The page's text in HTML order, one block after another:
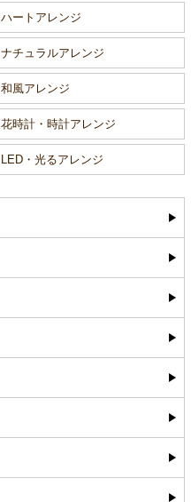
ハートアレンジ
ナチュラルアレンジ
和風アレンジ
花時計・時計アレンジ
LED・光るアレンジ